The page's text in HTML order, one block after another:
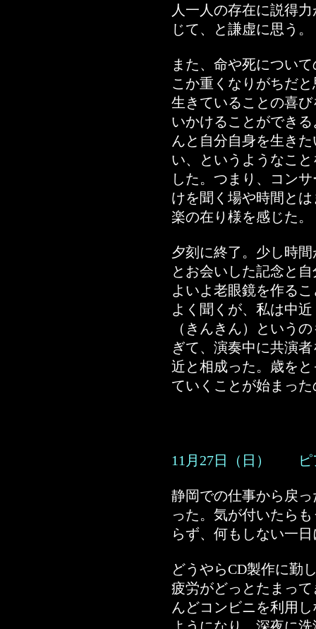
人一人の存在に説得
じて、と謙虚に思う。
また、命や死につい
こか重くなりがちだ
生きていることの喜
いかけることができ
んと自分自身を生き
い、というようなこ
した。つまり、コン
けを聞く場や時間と
楽の在り様を感じた。
夕刻に終了。少し時
とお会いした記念と
よいよ老眼鏡を作る
よく聞くが、私は中
（きんきん）という
ぎて、演奏中に共演
近と相成った。歳を
ていくことが始まっ
11月27日（日） ピ
静岡での仕事から戻
った。気が付いたら
らず、何もしない一
どうやらCD製作に勤
疲労がどっとたまっ
んどコンビニを利用